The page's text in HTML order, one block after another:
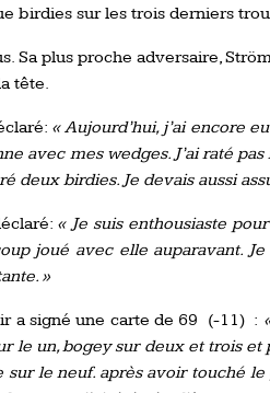
birdies sur les trois derniers
Sa plus proche adversaire,
tête.
« Aujourd’hui, j’ai encore
avec mes wedges. J’ai raté
deux birdies. Je devais aussi
« Je suis enthousiaste
joué avec elle auparavant.
»
a signé une carte de 69 (-11) :
le un, bogey sur deux et trois et
sur le neuf. après avoir touché